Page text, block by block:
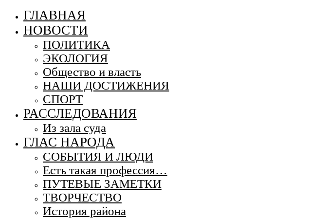
ГЛАВНАЯ
НОВОСТИ
ПОЛИТИКА
ЭКОЛОГИЯ
Общество и власть
НАШИ ДОСТИЖЕНИЯ
СПОРТ
РАССЛЕДОВАНИЯ
Из зала суда
ГЛАС НАРОДА
СОБЫТИЯ И ЛЮДИ
Есть такая профессия…
ПУТЕВЫЕ ЗАМЕТКИ
ТВОРЧЕСТВО
История района